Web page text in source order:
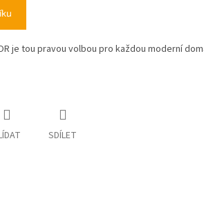
je tou pravou volbou pro každou moderní
SDÍLET